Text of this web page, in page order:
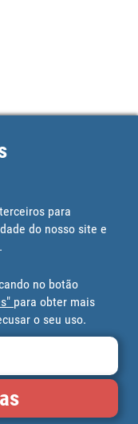
para
do nosso site e
no botão
para obter mais
o seu uso.